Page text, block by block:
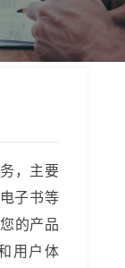
，主要
子书等
的产品
用户体